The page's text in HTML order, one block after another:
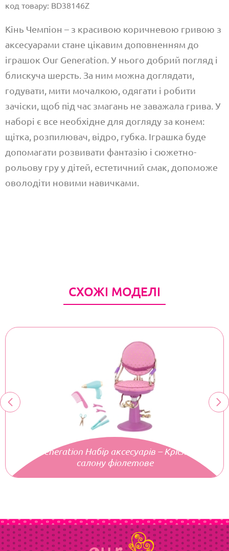
код товару: BD38146Z
Кінь Чемпіон – з красивою коричневою гривою з
аксесуарами стане цікавим доповненням до
іграшок Our Generation. У нього добрий погляд і
блискуча шерсть. За ним можна доглядати,
годувати, мити мочалкою, одягати і робити
зачіски, щоб під час змагань не заважала грива. У
наборі є все необхідне для догляду за конем:
щітка, розпилювач, відро, губка. Іграшка буде
допомагати розвивати фантазію і сюжетно-
рольову гру у дітей, естетичний смак, допоможе
оволодіти новими навичками.
СХОЖІ МОДЕЛІ
Our Generation Набір аксесуарів – Крісло для
салону фіолетове